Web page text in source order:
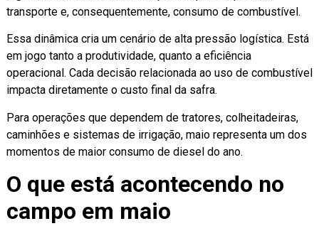
transporte e, consequentemente, consumo de combustível.
Essa dinâmica cria um cenário de alta pressão logística. Está
em jogo tanto a produtividade, quanto a eficiência
operacional. Cada decisão relacionada ao uso de combustível
impacta diretamente o custo final da safra.
Para operações que dependem de tratores, colheitadeiras,
caminhões e sistemas de irrigação, maio representa um dos
momentos de maior consumo de diesel do ano.
O que está acontecendo no
campo em maio